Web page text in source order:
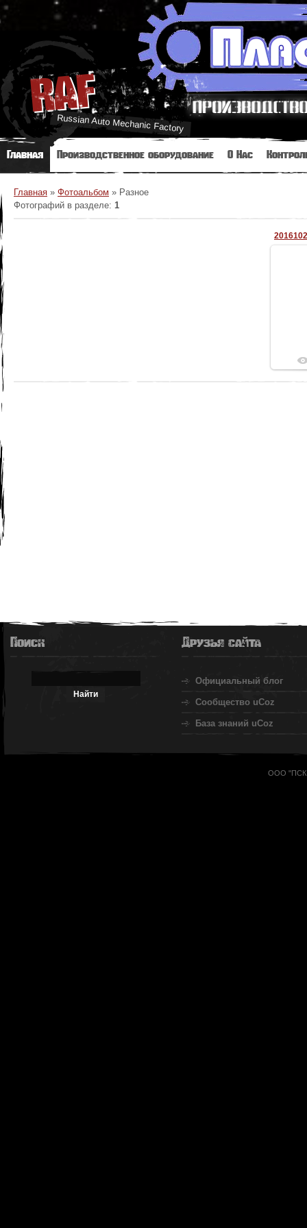
RAF
Russian Auto Mechanic Factory
Главная Производственное оборудование О Нас
Главная » Фотоальбом » Разное
Фотографий в разделе: 1
Поиск Друзья сайта
Официальный блог
Сообщество uCoz
База знаний uCoz
ООО "ПСК